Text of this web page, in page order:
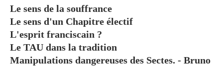
Le sens de la souffrance
Le sens d'un Chapitre électif
L'esprit franciscain ?
Le TAU dans la tradition
Manipulations dangereuses des Sectes. - Bruno